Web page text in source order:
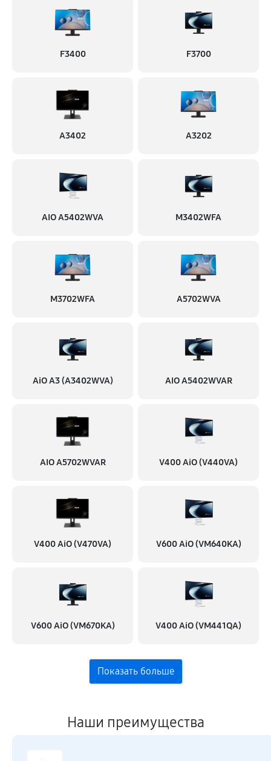
F3400 F3700
A3402 A3202
AIO A5402WVA M3402WFA
M3702WFA A5702WVA
AiO A3 (A3402WVA) AIO A5402WVAR
AIO A5702WVAR V400 AiO (V440VA)
V400 AiO (V470VA) V600 AiO (VM640KA)
V600 AiO (VM670KA) V400 AiO (VM441QA)
Наши преимущества